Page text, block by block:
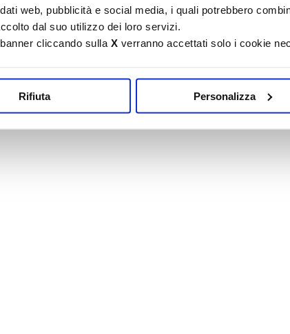
web, pubblicità e social media, i quali potrebbero
dal suo utilizzo dei loro servizi.
cliccando sulla X verranno accettati solo i cookie
Rifiuta Personalizza